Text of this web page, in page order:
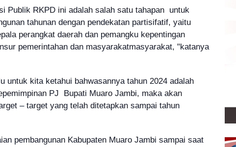
Publik RKPD ini adalah salah satu tahapan untuk
tahunan dengan pendekatan partisifatif, yaitu
perangkat daerah dan pemangku kepentingan
pemerintahan dan masyarakatmasyarakat, "katanya
untuk kita ketahui bahwasannya tahun 2024 adalah
PJ Bupati Muaro Jambi, maka akan
– target yang telah ditetapkan sampai tahun
pembangunan Kabupaten Muaro Jambi sampai saat